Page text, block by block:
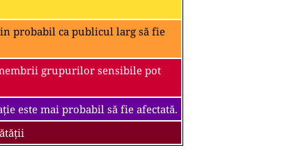
probabil ca publicul larg să fie
grupurilor sensibile pot
este mai probabil să fie afectată.